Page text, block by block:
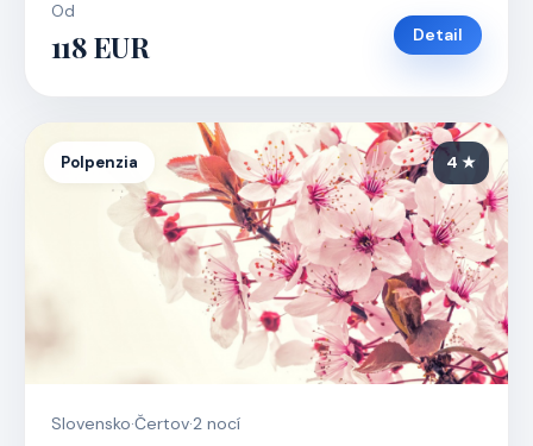
Od
118 EUR Detail
Polpenzia 4 ★
Slovensko·Čertov·2 nocí